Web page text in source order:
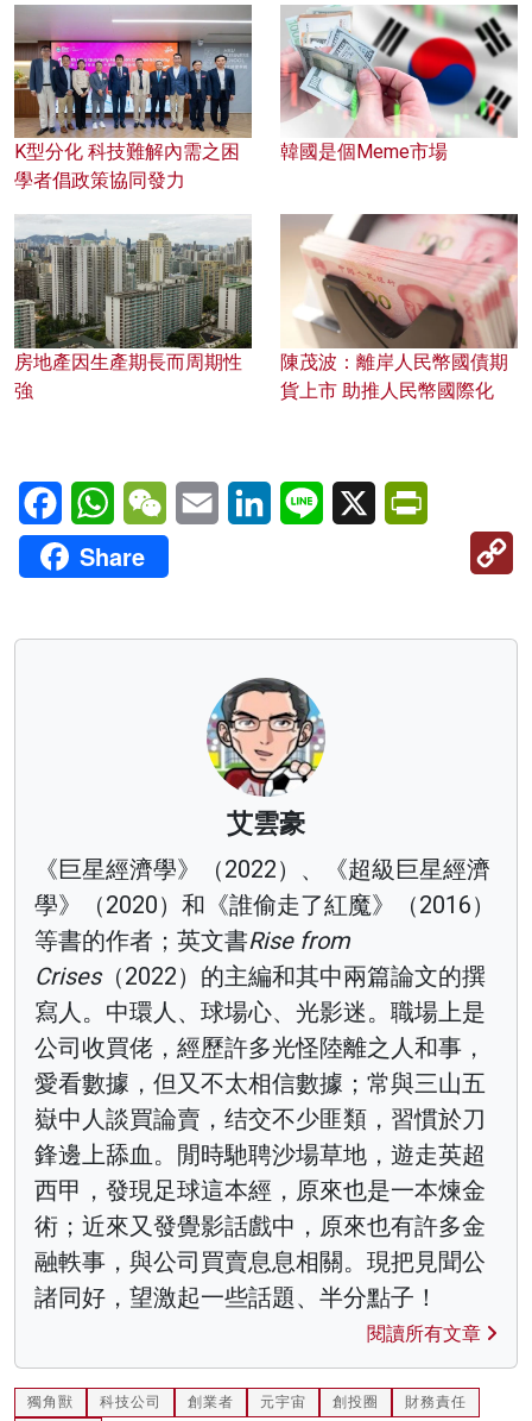
K型分化 科技難解內需之困
學者倡政策協同發力
韓國是個Meme市場
房地產因生產期長而周期性
強
陳茂波：離岸人民幣國債期
貨上市 助推人民幣國際化
FacebookWhatsAppWeChatEmail LinkedInLine X
Share
艾雲豪
《巨星經濟學》（2022）、《超級巨星經濟
學》（2020）和《誰偷走了紅魔》（2016）
等書的作者；英文書Rise from
Crises（2022）的主編和其中兩篇論文的撰
寫人。中環人、球場心、光影迷。職場上是
公司收買佬，經歷許多光怪陸離之人和事，
愛看數據，但又不太相信數據；常與三山五
嶽中人談買論賣，结交不少匪類，習慣於刀
鋒邊上舔血。閒時馳聘沙場草地，遊走英超
西甲，發現足球這本經，原來也是一本煉金
術；近來又發覺影話戲中，原來也有許多金
融軼事，與公司買賣息息相關。現把見聞公
諸同好，望激起一些話題、半分點子！
閱讀所有文章
獨角獸 科技公司 創業者 元宇宙 創投圈
財務責任